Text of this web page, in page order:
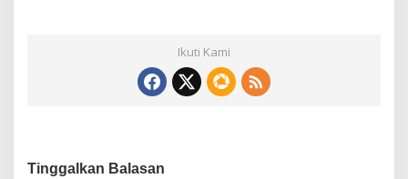
Ikuti Kami
Tinggalkan Balasan